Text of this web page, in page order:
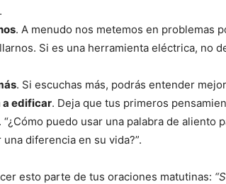
.
. A menudo nos metemos en problemas
Si es una herramienta eléctrica, no
. Si escuchas más, podrás entender
a edificar. Deja que tus primeros
“¿Cómo puedo usar una palabra de aliento
una diferencia en su vida?”.
esto parte de tus oraciones matutinas: